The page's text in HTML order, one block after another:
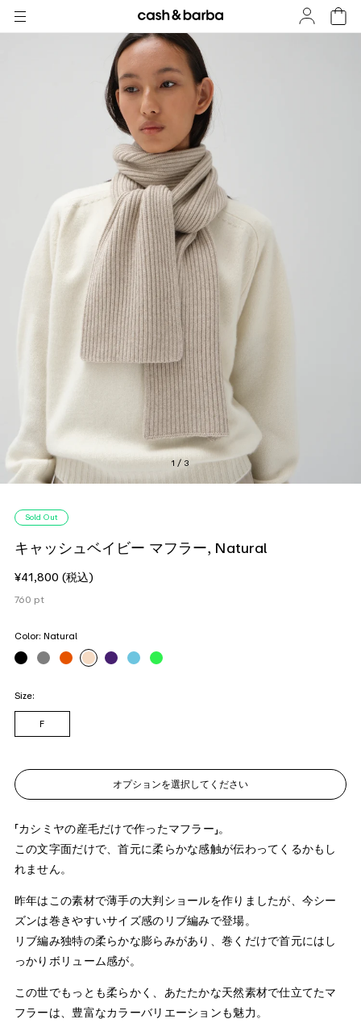
1 / 3
Sold Out
キャッシュベイビー マフラー, Natural
¥41,800 (税込)
760 pt
Color: Natural
Size:
F
オプションを選択してください
「カシミヤの産毛だけで作ったマフラー」。
この文字面だけで、首元に柔らかな感触が伝わってくるかもし
れません。
昨年はこの素材で薄手の大判ショールを作りましたが、今シー
ズンは巻きやすいサイズ感のリブ編みで登場。
リブ編み独特の柔らかな膨らみがあり、巻くだけで首元にはし
っかりボリューム感が。
この世でもっとも柔らかく、あたたかな天然素材で仕立てたマ
フラーは、豊富なカラーバリエーションも魅力。